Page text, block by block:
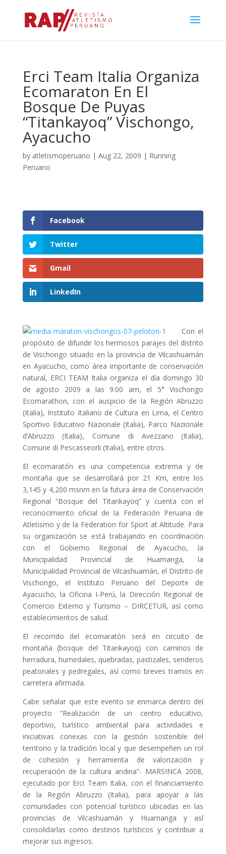
Erci Team Italia Organiza
Ecomaraton En El
Bosque De Puyas
“Titankayoq” Vischongo,
Ayacucho
by atletismoperuano | Aug 22, 2009 | Running
Peruano
Facebook
Twitter
Gmail
LinkedIn
Con el
propósito de difundir los hermosos parajes del distrito
de Vischongo situado en la provincia de Vilcashuamán
en Ayacucho, como área importante de conservación
natural, ERCI TEAM Italia organiza el día domingo 30
de agosto 2009 a las 9:00 am, el 5° Vischongo
Ecomarathon, con el auspicio de la Región Abruzzo
(Italia), Instituto Italiano de Cultura en Lima, el Centro
Sportivo Educativo Nazionale (Italia), Parco Nazionale
d’Abruzzo (Italia), Comune di Avezzano (Italia),
Comune di Pescasseorli (Italia), entre otros.
El ecomaratón es una competencia extrema y de
montaña que se desarrollará por 21 Km, entre los
3,145 y 4,200 msnm en la futura área de Conservación
Regional “Bosque del Titankayoq” y cuenta con el
reconocimiento oficial de la Federación Peruana de
Atletismo y de la Federation for Sport at Altitude. Para
su organización se está trabajando en coordinación
con el Gobierno Regional de Ayacucho, la
Municipalidad Provincial de Huamanga, la
Municipalidad Provincial de Vilcashuamán, el Distrito de
Vischongo, el Instituto Peruano del Deporte de
Ayacucho, la Oficina I-Perú, la Dirección Regional de
Comercio Externo y Turismo – DIRCETUR, así como
establecimientos de salud.
El recorrido del ecomaratón será en circuito de
montaña (bosque del Titankayoq) con caminos de
herradura, humedales, quebradas, pastizales, senderos
peatonales y pedregales, así como breves tramos en
carretera afirmada.
Cabe señalar que este evento se enmarca dentro del
proyecto “Realización de un centro educativo,
deportivo, turístico ambiental para actividades e
iniciativas conexas con la gestión sostenible del
territorio y la tradición local y que desempeñen un rol
de cohesión y herramienta de valorización y
recuperación de la cultura andina”- MARSINCA 2008,
ejecutado por Erci Team Italia, con el financiamiento
de la Región Abruzzo (Italia), para apoyar a las
comunidades con potencial turístico ubicadas en las
provincias de Vilcashuamán y Huamanga y así
consolidarlas como destinos turísticos y contribuir a
mejorar sus ingresos.